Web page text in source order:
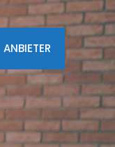
ANBIETER